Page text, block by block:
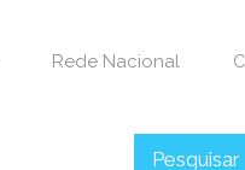
Rede Nacional
Pesquisar